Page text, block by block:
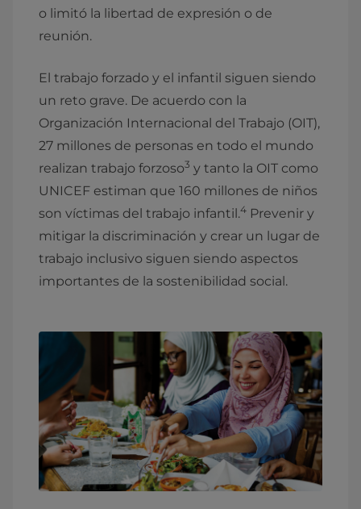
o limitó la libertad de expresión o de
reunión.
El trabajo forzado y el infantil siguen siendo
un reto grave. De acuerdo con la
Organización Internacional del Trabajo (OIT),
27 millones de personas en todo el mundo
realizan trabajo forzoso3 y tanto la OIT como
UNICEF estiman que 160 millones de niños
son víctimas del trabajo infantil.4 Prevenir y
mitigar la discriminación y crear un lugar de
trabajo inclusivo siguen siendo aspectos
importantes de la sostenibilidad social.